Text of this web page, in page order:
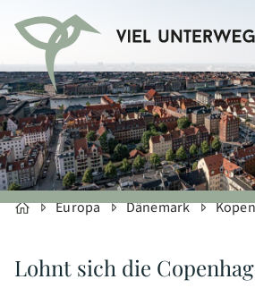
Europa Dänemark
Lohnt sich die